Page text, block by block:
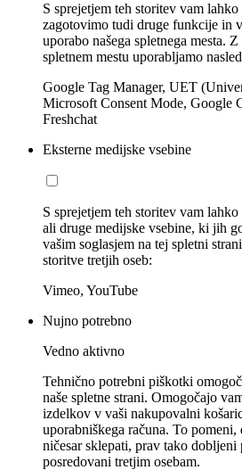
S sprejetjem teh storitev vam
zagotovimo tudi druge funkcije in
uporabo našega spletnega mesta.
spletnem mestu uporabljamo
Google Tag Manager, UET
Microsoft Consent Mode, Google
Freshchat
Eksterne medijske vsebine
S sprejetjem teh storitev vam
ali druge medijske vsebine, ki jih
vašim soglasjem na tej spletni
storitve tretjih oseb:
Vimeo, YouTube
Nujno potrebno
Vedno aktivno
Tehnično potrebni piškotki
naše spletne strani. Omogočajo
izdelkov v vaši nakupovalni
uporabniškega računa. To pomeni,
ničesar sklepati, prav tako
posredovani tretjim osebam.